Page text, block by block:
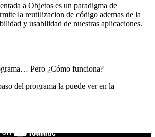
a Objetos es un paradigma de
la reutilizacion de código ademas de la
y usabilidad de nuestras aplicaciones.
Pero ¿Cómo funciona?
del programa la puede ver en la